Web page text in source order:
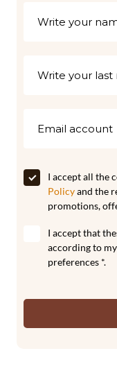
I accept all the
Policyand the
promotions,
I accept that
according to
preferences *.